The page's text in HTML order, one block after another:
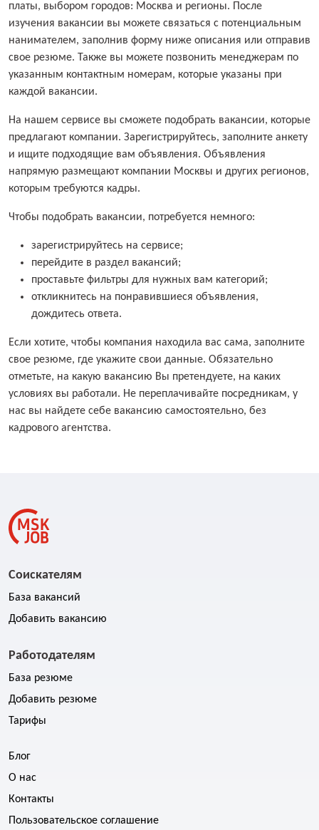
платы, выбором городов: Москва и регионы. После
изучения вакансии вы можете связаться с потенциальным
нанимателем, заполнив форму ниже описания или отправив
свое резюме. Также вы можете позвонить менеджерам по
указанным контактным номерам, которые указаны при
каждой вакансии.
На нашем сервисе вы сможете подобрать вакансии, которые
предлагают компании. Зарегистрируйтесь, заполните анкету
и ищите подходящие вам объявления. Объявления
напрямую размещают компании Москвы и других регионов,
которым требуются кадры.
Чтобы подобрать вакансии, потребуется немного:
зарегистрируйтесь на сервисе;
перейдите в раздел вакансий;
проставьте фильтры для нужных вам категорий;
откликнитесь на понравившиеся объявления,
дождитесь ответа.
Если хотите, чтобы компания находила вас сама, заполните
свое резюме, где укажите свои данные. Обязательно
отметьте, на какую вакансию Вы претендуете, на каких
условиях вы работали. Не переплачивайте посредникам, у
нас вы найдете себе вакансию самостоятельно, без
кадрового агентства.
Соискателям
База вакансий
Добавить вакансию
Работодателям
База резюме
Добавить резюме
Тарифы
Блог
О нас
Контакты
Пользовательское соглашение